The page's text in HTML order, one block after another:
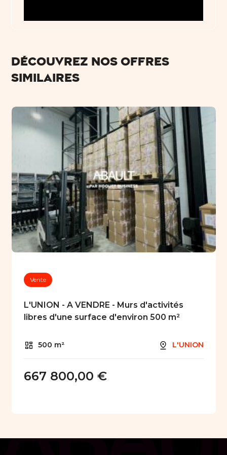
Découvrez nos offres
similaires
Vente
L'UNION - A VENDRE - Murs d'activités
libres d'une surface d'environ 500 m²
500 m² L'UNION
667 800,00 €